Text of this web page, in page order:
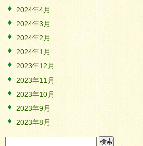
2024年4月
2024年3月
2024年2月
2024年1月
2023年12月
2023年11月
2023年10月
2023年9月
2023年8月